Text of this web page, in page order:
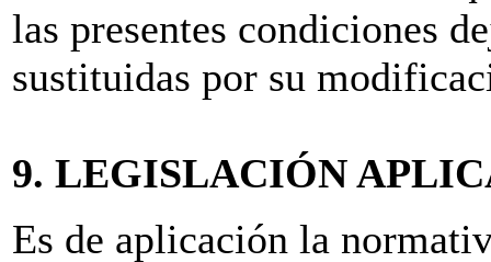
las presentes condiciones
sustituidas por su
9. LEGISLACIÓN
Es de aplicación la